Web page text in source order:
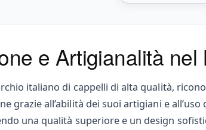
e Artigianalità
italiano di cappelli di alta qualità,
grazie all’abilità dei suoi artigiani e
una qualità superiore e un design